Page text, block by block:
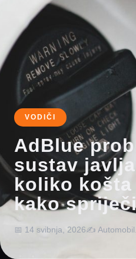
VODIČI
AdBlue
sustav
koliko košta
kako
📅 14 svibnja, 2026✍️